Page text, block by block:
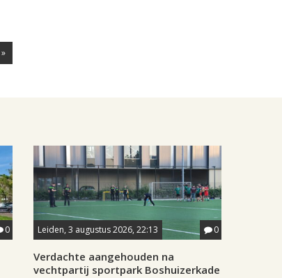
0 Leiden, 3 augustus 2026, 22:13 0
Verdachte aangehouden na
vechtpartij sportpark Boshuizerkade